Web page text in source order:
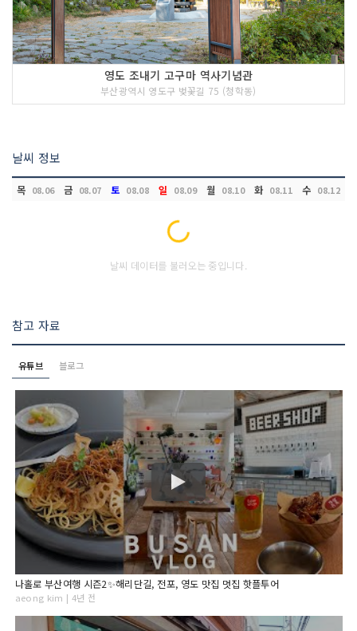
영도 조내기 고구마 역사기념관
부산광역시 영도구 벚꽃길 75 (청학동)
날씨 정보
목 08.06 금 08.07 토 08.08 일 08.09 월 08.10 화 08.11 수 08.12
Loading...
날씨 데이터를 불러오는 중입니다.
참고 자료
유튜브 블로그
나홀로 부산여행 시즌2✨해리단길, 전포, 영도 맛집 멋집 핫플투어
aeong kim | 4년 전